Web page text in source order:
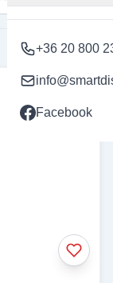
+36 20 800
Facebook